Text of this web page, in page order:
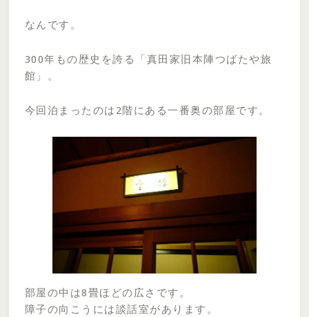
なんです。
300年もの歴史を誇る「真田家旧本陣つばたや旅
館」。
今回泊まったのは2階にある一番奥の部屋です。
部屋の中は8畳ほどの広さです。
障子の向こうには談話室があります。